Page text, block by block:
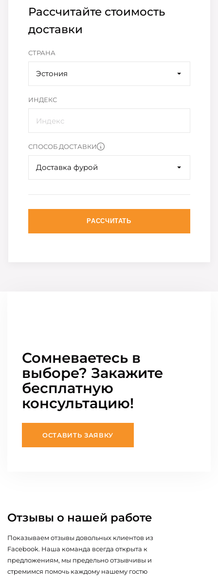
Рассчитайте стоимость
доставки
СТРАНА
Эстония
ИНДЕКС
СПОСОБ ДОСТАВКИ
Доставка фурой
РАССЧИТАТЬ
Сомневаетесь в
выборе? Закажите
бесплатную
консультацию!
ОСТАВИТЬ ЗАЯВКУ
Отзывы о нашей работе
Показываем отзывы довольных клиентов из
Facebook. Наша команда всегда открыта к
предложениям, мы предельно отзывчивы и
стремимся помочь каждому нашему гостю